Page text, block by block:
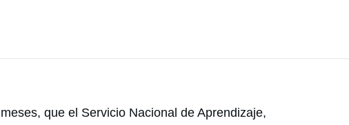
que el Servicio Nacional de Aprendizaje,